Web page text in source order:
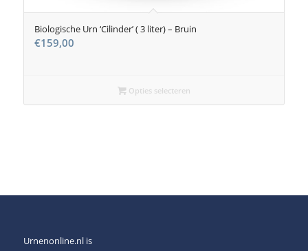
Biologische Urn ‘Cilinder’ ( 3 liter) – Bruin
€159,00
Opties selecteren
Urnenonline.nl is